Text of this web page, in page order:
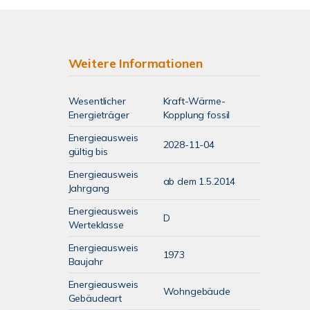
Weitere Informationen
Wesentlicher
Energieträger
Kraft-Wärme-
Kopplung fossil
Energieausweis
gültig bis
2028-11-04
Energieausweis
Jahrgang
ab dem 1.5.2014
Energieausweis
Werteklasse
D
Energieausweis
Baujahr
1973
Energieausweis
Gebäudeart
Wohngebäude